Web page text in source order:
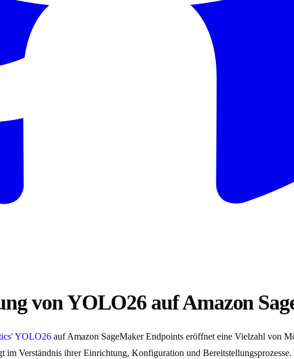
von YOLO26 auf Amazon
YOLO26 auf Amazon SageMaker Endpoints eröffnet eine Vielzahl von
Verständnis ihrer Einrichtung, Konfiguration und